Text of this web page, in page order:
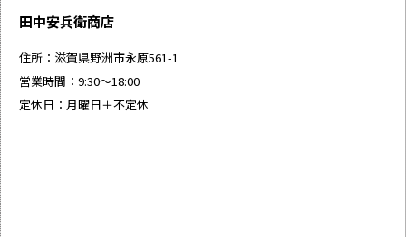
田中安兵衛商店
住所：滋賀県野洲市永原561-1
営業時間：9:30～18:00
定休日：月曜日＋不定休